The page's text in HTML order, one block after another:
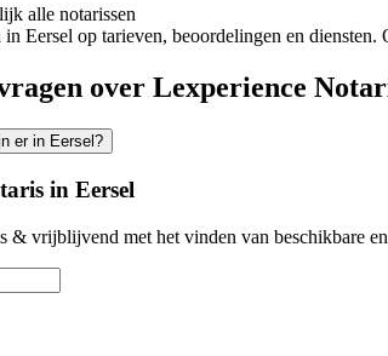
alle notarissen
Eersel op tarieven, beoordelingen en diensten.
over Lexperience
er in Eersel?
in Eersel
& vrijblijvend met het vinden van beschikbare